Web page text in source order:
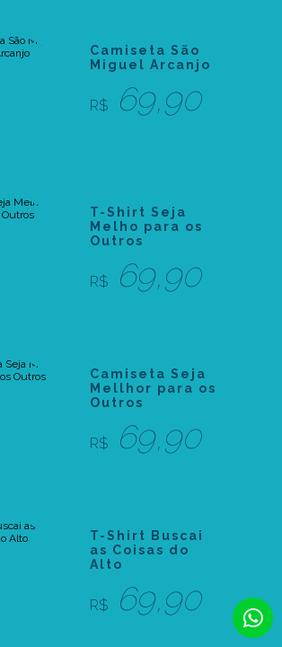
Camiseta São
Miguel Arcanjo
R$ 69,90
T-Shirt Seja
Melho para os
Outros
R$ 69,90
Camiseta Seja
Mellhor para os
Outros
R$ 69,90
T-Shirt Buscai
as Coisas do
Alto
R$ 69,90